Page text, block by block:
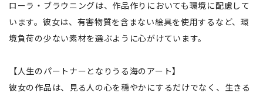
ローラ・ブラウニングは、作品作りにおいても環境に配慮して
います。彼女は、有害物質を含まない絵具を使用するなど、環
境負荷の少ない素材を選ぶように心がけています。
【人生のパートナーとなりうる海のアート】
彼女の作品は、見る人の心を穏やかにするだけでなく、生きる